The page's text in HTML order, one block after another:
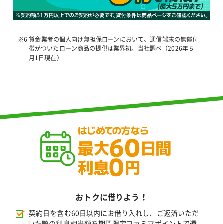
※6 貸金業者の個人向け無担保ローンにおいて、通信端末の無償付
帯がついたローン商品の提供は業界初。当社調べ（2026年５
月1日現在）
おトクに借りよう！
契約日を含む60日以内にお借り入れし、ご返済いただ